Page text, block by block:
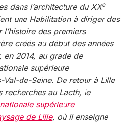
dans l’architecture du XXe
une Habilitation à diriger des
des premiers
créés au début des années
en 2014, au grade de
supérieure
Val-de-Seine. De retour à Lille
recherches au Lacth, le
supérieure
de Lille, où il enseigne